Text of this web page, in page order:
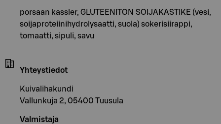
porsaan kassler, GLUTEENITON SOIJAKASTIKE (vesi,
soijaproteiinihydrolysaatti, suola) sokerisiirappi,
tomaatti, sipuli, savu
Yhteystiedot
Kuivalihakundi
Vallunkuja 2, 05400 Tuusula
Valmistaja